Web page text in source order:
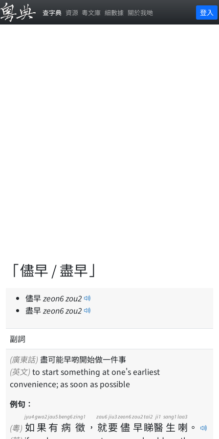
查字典 資源 粵文庫 細數據 關於我哋 登入
「儘早 / 盡早」
儘早zeon6zou2
盡早zeon6zou2
副詞
(廣東話) 盡可能早啲開始做一件事
(英文)
convenience; as soon as possible
例句：
(粵) 如
jyu4
果
gwo2
有
jau5
病
beng6
徵
zing1
， 就
zau6
要
jiu3
儘
zeon6
早
zou2
睇
tai2
醫
ji1
生
sang1
喇
laa3
。